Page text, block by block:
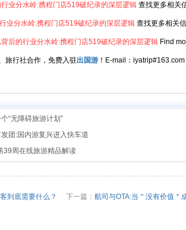
业分水岭:携程门店519破纪录的深层逻辑 查找更多相关
业分水岭:携程门店519破纪录的深层逻辑 查找更多相关信
后的行业分水岭:携程门店519破纪录的深层逻辑 Find
旅行社合作，免费入驻出国游 ！E-mail：iyatrip#163.com
“无障碍旅游计划”
团:国内游复兴进入快车道
39周在线旅游精品解读
到底需要什么？ 下一篇： 航司与OTA:当＂没有价值＂